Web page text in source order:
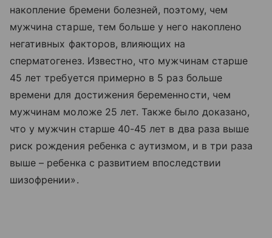
накопление бремени болезней, поэтому, чем
мужчина старше, тем больше у него накоплено
негативных факторов, влияющих на
сперматогенез. Известно, что мужчинам старше
45 лет требуется примерно в 5 раз больше
времени для достижения беременности, чем
мужчинам моложе 25 лет. Также было доказано,
что у мужчин старше 40-45 лет в два раза выше
риск рождения ребенка с аутизмом, и в три раза
выше – ребенка с развитием впоследствии
шизофрении».